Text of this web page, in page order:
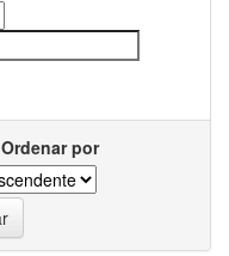
Ordenar por